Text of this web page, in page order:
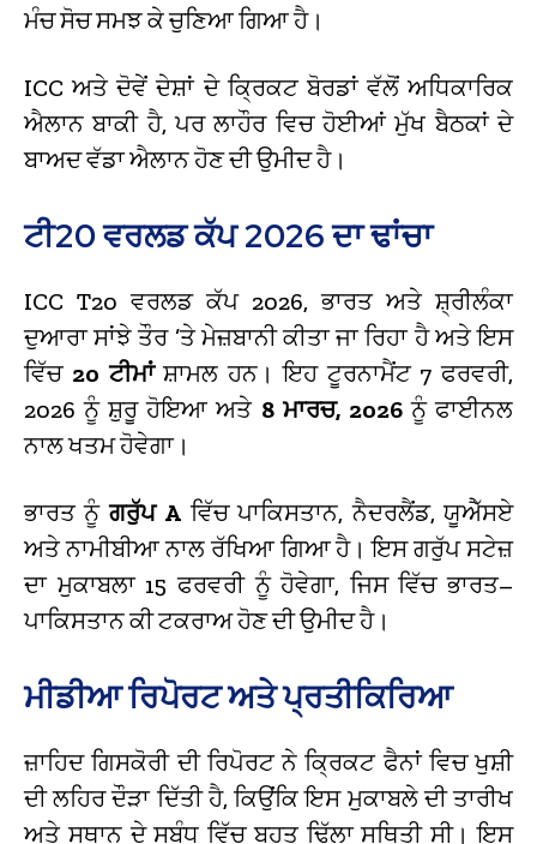
ਮੰਚ ਸੋਚ ਸਮਝ ਕੇ ਚੁਣਿਆ ਗਿਆ ਹੈ।
ICC ਅਤੇ ਦੋਵੇਂ ਦੇਸ਼ਾਂ ਦੇ ਕ੍ਰਿਕਟ ਬੋਰਡਾਂ ਵੱਲੋਂ ਅਧਿਕਾਰਿਕ
ਐਲਾਨ ਬਾਕੀ ਹੈ, ਪਰ ਲਾਹੌਰ ਵਿਚ ਹੋਈਆਂ ਮੁੱਖ ਬੈਠਕਾਂ ਦੇ
ਬਾਅਦ ਵੱਡਾ ਐਲਾਨ ਹੋਣ ਦੀ ਉਮੀਦ ਹੈ।
ਟੀ20 ਵਰਲਡ ਕੱਪ 2026 ਦਾ ਢਾਂਚਾ
ICC T20 ਵਰਲਡ ਕੱਪ 2026, ਭਾਰਤ ਅਤੇ ਸ਼੍ਰੀਲੰਕਾ
ਦੁਆਰਾ ਸਾਂਝੇ ਤੌਰ ’ਤੇ ਮੇਜ਼ਬਾਨੀ ਕੀਤਾ ਜਾ ਰਿਹਾ ਹੈ ਅਤੇ ਇਸ
ਵਿੱਚ 20 ਟੀਮਾਂਸ਼ਾਮਲ ਹਨ। ਇਹ ਟੂਰਨਾਮੈਂਟ 7 ਫਰਵਰੀ,
2026 ਨੂੰ ਸ਼ੁਰੂ ਹੋਇਆ ਅਤੇ 8 ਮਾਰਚ, 2026ਨੂੰ ਫਾਈਨਲ
ਨਾਲ ਖਤਮ ਹੋਵੇਗਾ।
ਭਾਰਤ ਨੂੰਗਰੁੱਪ A ਵਿੱਚ ਪਾਕਿਸਤਾਨ, ਨੈਦਰਲੈਂਡ, ਯੂਐੱਸਏ
ਅਤੇ ਨਾਮੀਬੀਆ ਨਾਲ ਰੱਖਿਆ ਗਿਆ ਹੈ। ਇਸ ਗਰੁੱਪ ਸਟੇਜ਼
ਦਾ ਮੁਕਾਬਲਾ 15 ਫਰਵਰੀ ਨੂੰ ਹੋਵੇਗਾ, ਜਿਸ ਵਿੱਚ ਭਾਰਤ–
ਪਾਕਿਸਤਾਨ ਕੀ ਟਕਰਾਅ ਹੋਣ ਦੀ ਉਮੀਦ ਹੈ।
ਮੀਡੀਆ ਰਿਪੋਰਟ ਅਤੇ ਪ੍ਰਤੀਕਿਰਿਆ
ਜ਼ਾਹਿਦ ਗਿਸਕੋਰੀ ਦੀ ਰਿਪੋਰਟ ਨੇ ਕ੍ਰਿਕਟ ਫੈਨਾਂ ਵਿਚ ਖੁਸ਼ੀ
ਦੀ ਲਹਿਰ ਦੌੜਾ ਦਿੱਤੀ ਹੈ, ਕਿਉਂਕਿ ਇਸ ਮੁਕਾਬਲੇ ਦੀ ਤਾਰੀਖ
ਅਤੇ ਸਥਾਨ ਦੇ ਸਬੰਧ ਵਿੱਚ ਬਹੁਤ ਢਿੱਲਾ ਸਥਿਤੀ ਸੀ। ਇਸ